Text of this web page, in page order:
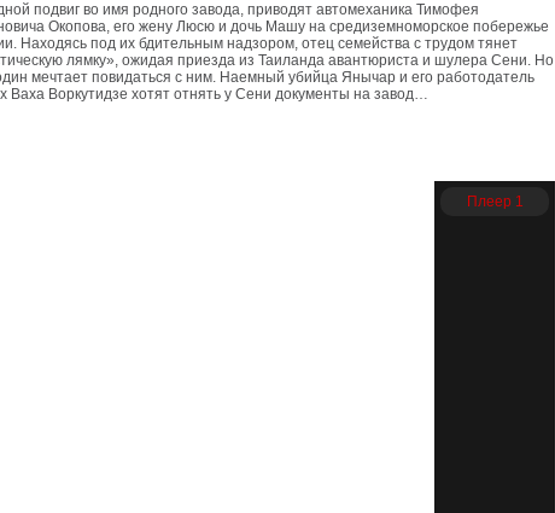
подвиг во имя родного завода, приводят автомеханика Тимофея
Окопова, его жену Люсю и дочь Машу на средиземноморское побережье
Находясь под их бдительным надзором, отец семейства с трудом тянет
лямку», ожидая приезда из Таиланда авантюриста и шулера Сени. Но
мечтает повидаться с ним. Наемный убийца Янычар и его работодатель
Ваха Воркутидзе хотят отнять у Сени документы на завод…
Плеер 1